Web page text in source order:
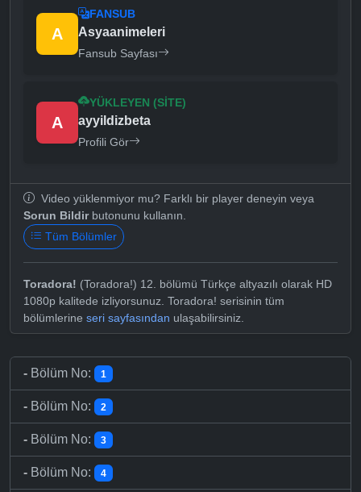
A
FANSUB
Asyaanimeleri
Fansub Sayfası
A
YÜKLEYEN (SITE)
ayyildizbeta
Profili Gör
Video yüklenmiyor mu? Farklı bir player deneyin veya
Sorun Bildirbutonunu kullanın.
Tüm Bölümler
Toradora! (Toradora!) 12. bölümü Türkçe altyazılı olarak HD
1080p kalitede izliyorsunuz. Toradora! serisinin tüm
bölümlerine seri sayfasından ulaşabilirsiniz.
- Bölüm No: 1
- Bölüm No: 2
- Bölüm No: 3
- Bölüm No: 4